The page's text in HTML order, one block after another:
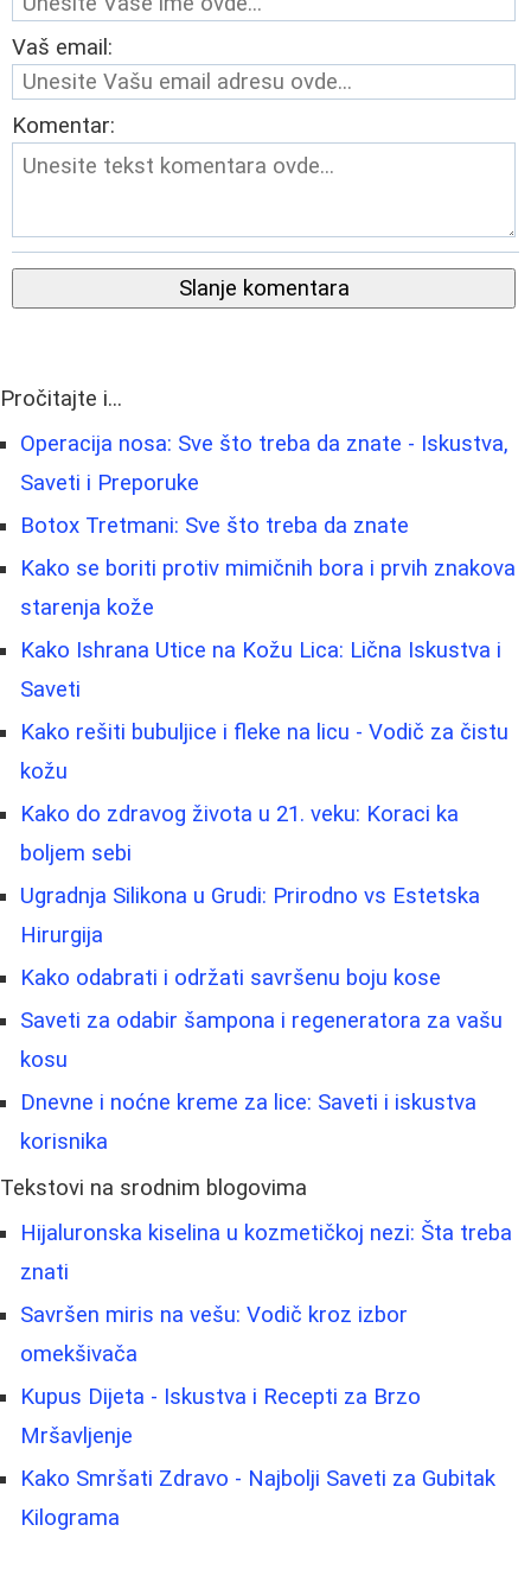
Vaš email:
Komentar:
Slanje komentara
Pročitajte i...
Operacija nosa: Sve što treba da znate - Iskustva,
Saveti i Preporuke
Botox Tretmani: Sve što treba da znate
Kako se boriti protiv mimičnih bora i prvih znakova
starenja kože
Kako Ishrana Utice na Kožu Lica: Lična Iskustva i
Saveti
Kako rešiti bubuljice i fleke na licu - Vodič za čistu
kožu
Kako do zdravog života u 21. veku: Koraci ka
boljem sebi
Ugradnja Silikona u Grudi: Prirodno vs Estetska
Hirurgija
Kako odabrati i održati savršenu boju kose
Saveti za odabir šampona i regeneratora za vašu
kosu
Dnevne i noćne kreme za lice: Saveti i iskustva
korisnika
Tekstovi na srodnim blogovima
Hijaluronska kiselina u kozmetičkoj nezi: Šta treba
znati
Savršen miris na vešu: Vodič kroz izbor
omekšivača
Kupus Dijeta - Iskustva i Recepti za Brzo
Mršavljenje
Kako Smršati Zdravo - Najbolji Saveti za Gubitak
Kilograma